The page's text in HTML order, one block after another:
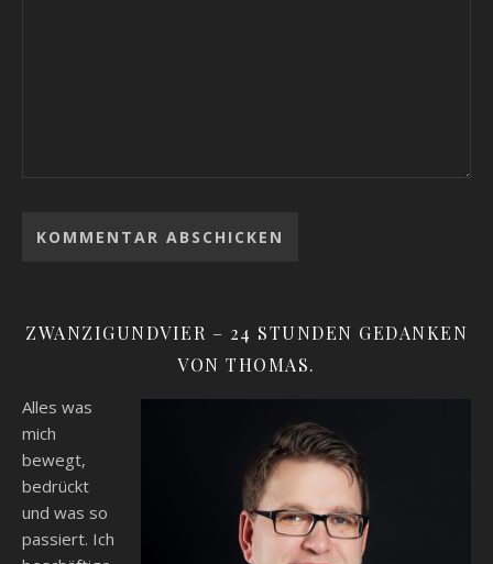
ZWANZIGUNDVIER – 24 STUNDEN GEDANKEN
VON THOMAS.
Alles was
mich
bewegt,
bedrückt
und was so
passiert. Ich